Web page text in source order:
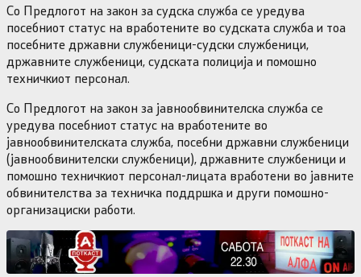
Со Предлогот на закон за судска служба се уредува
посебниот статус на вработените во судската служба и тоа
посебните државни службеници-судски службеници,
државните службеници, судската полиција и помошно
техничкиот персонал.
Со Предлогот на закон за јавнообвинителска служба се
уредува посебниот статус на вработените во
јавнообвинителската служба, посебни државни службеници
(јавнообвинителски службеници), државните службеници и
помошно техничкиот персонал-лицата вработени во јавните
обвинителства за техничка поддршка и други помошно-
организациски работи.